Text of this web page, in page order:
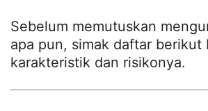
Sebelum memutuskan
apa pun, simak daftar berikut
karakteristik dan risikonya.